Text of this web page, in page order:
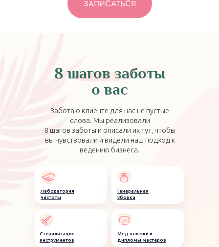
ЗАПИСАТЬСЯ
8 шагов заботы
о вас
Забота о клиенте для нас не пустые
слова. Мы реализовали
8 шагов заботы и описали их тут, чтобы
вы чувствовали и видели наш подход к
ведению бизнеса.
Лаборатория
чистоты
Генеральная
уборка
Стерилизация
инструментов
Мед.книжки и
дипломы мастеров